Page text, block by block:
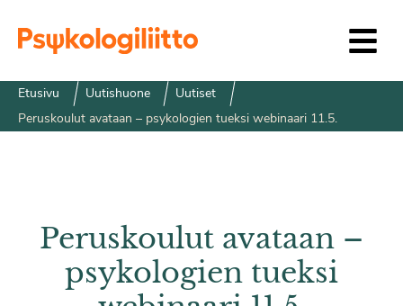
Etusivu Uutishuone
Uutiset
Peruskoulut avataan – psykologien tueksi webinaari 11.5.
Peruskoulut avataan –
psykologien tueksi